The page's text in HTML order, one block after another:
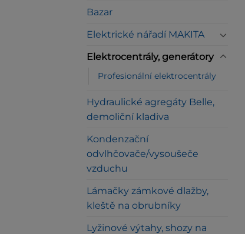
Bazar
Elektrické nářadí MAKITA
Elektrocentrály, generátory
Profesionální elektrocentrály
Hydraulické agregáty Belle,
demoliční kladiva
Kondenzační
odvlhčovače/vysoušeče
vzduchu
Lámačky zámkové dlažby,
kleště na obrubníky
Lyžinové výtahy, shozy na